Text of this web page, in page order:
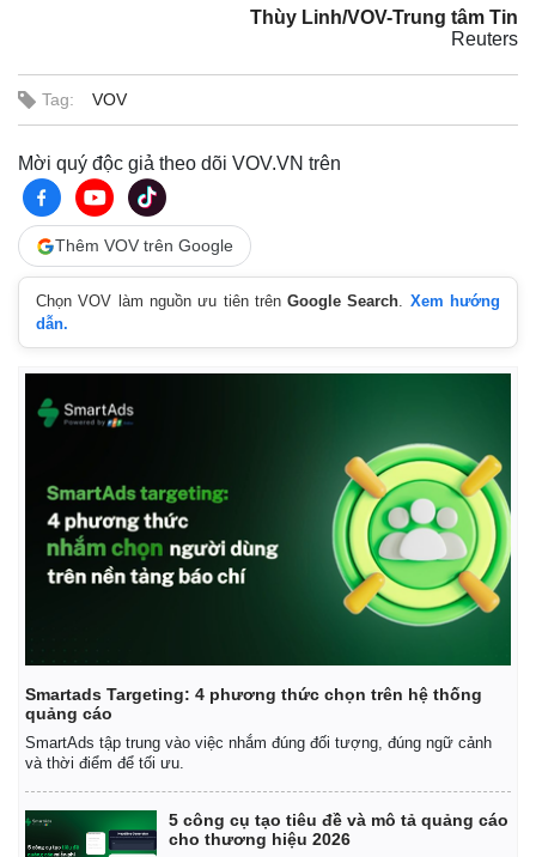
Thế giới
Quan sát
Cuộc sống đó đây
Hồ sơ
Multimedia
E-Magazine
Infographic
Thùy Linh/VOV-Trung tâm Tin
Reuters
Tag: VOV
Mời quý độc giả theo dõi VOV.VN trên
Thêm VOV trên Google
Chọn VOV làm nguồn ưu tiên trênGoogle Search. Xem hướng
dẫn.
Smartads Targeting: 4 phương thức chọn trên hệ thống
quảng cáo
SmartAds tập trung vào việc nhắm đúng đối tượng, đúng ngữ cảnh
và thời điểm để tối ưu.
5 công cụ tạo tiêu đề và mô tả quảng cáo
cho thương hiệu 2026